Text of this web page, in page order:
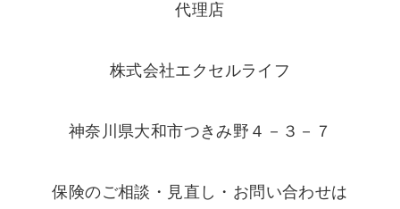
代理店
株式会社エクセルライフ
神奈川県大和市つきみ野４－３－７
保険のご相談・見直し・お問い合わせは